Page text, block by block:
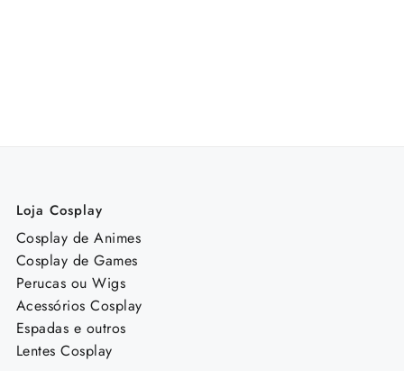
Loja Cosplay
Cosplay de Animes
Cosplay de Games
Perucas ou Wigs
Acessórios Cosplay
Espadas e outros
Lentes Cosplay